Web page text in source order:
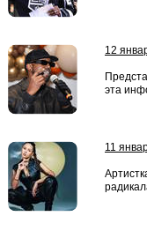
12
эта
11